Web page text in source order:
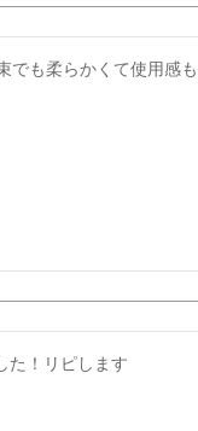
も柔らかくて使用感も
た！リピします